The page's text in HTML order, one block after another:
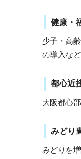
健康・
少子・高
の導入など
都心近
大阪都心
みどり
みどりを